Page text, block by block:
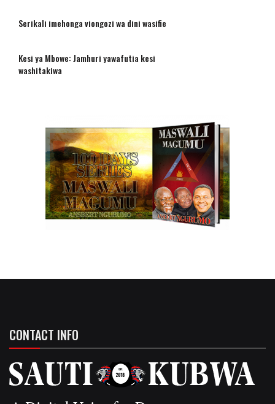
Serikali imehonga viongozi wa dini wasifie
Kesi ya Mbowe: Jamhuri yawafutia kesi
washitakiwa
CONTACT INFO